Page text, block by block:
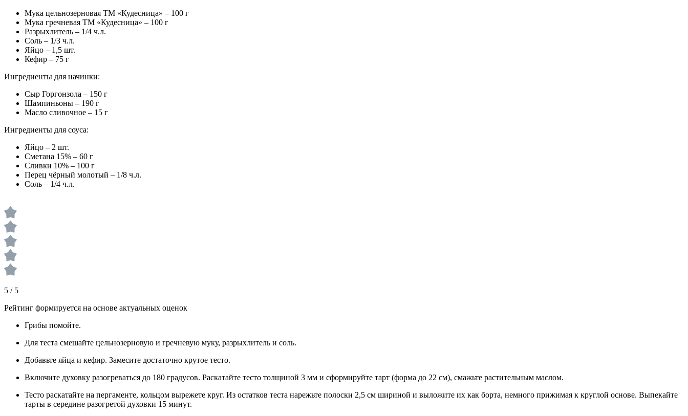
Мука цельнозерновая ТМ «Кудесница» – 100 г
Мука гречневая ТМ «Кудесница» – 100 г
Разрыхлитель – 1/4 ч.л.
Соль – 1/3 ч.л.
Яйцо – 1,5 шт.
Кефир – 75 г
Ингредиенты для начинки:
Сыр Горгонзола – 150 г
Шампиньоны – 190 г
Масло сливочное – 15 г
Ингредиенты для соуса:
Яйцо – 2 шт.
Сметана 15% – 60 г
Сливки 10% – 100 г
Перец чёрный молотый – 1/8 ч.л.
Соль – 1/4 ч.л.
5 / 5
Рейтинг формируется на основе актуальных оценок
Грибы помойте.
Для теста смешайте цельнозерновую и гречневую муку, разрыхлитель и соль.
Добавьте яйца и кефир. Замесите достаточно крутое тесто.
Включите духовку разогреваться до 180 градусов. Раскатайте тесто толщиной 3 мм и сформируйте тарт (форма до 22 см), смажьте растительным маслом.
Тесто раскатайте на пергаменте, кольцом вырежете круг. Из остатков теста нарежьте полоски 2,5 см шириной и выложите их как борта, немного прижимая к круглой основе. Выпекайте
тарты в середине разогретой духовки 15 минут.